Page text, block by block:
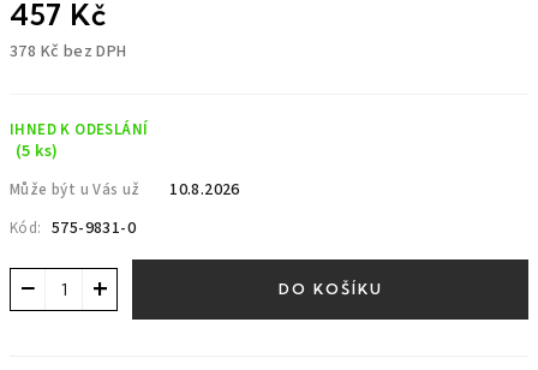
457 Kč
378 Kč bez DPH
IHNED K ODESLÁNÍ
(5 ks)
Může být u Vás už 10.8.2026
Kód: 575-9831-0
+
− DO KOŠÍKU